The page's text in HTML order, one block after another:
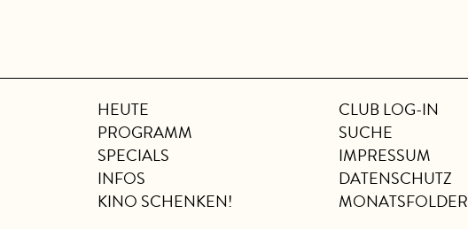
HEUTE
PROGRAMM
SPECIALS
INFOS
KINO SCHENKEN!
CLUB LOG-IN
SUCHE
IMPRESSUM
DATENSCHUTZ
MONATSFOLDER